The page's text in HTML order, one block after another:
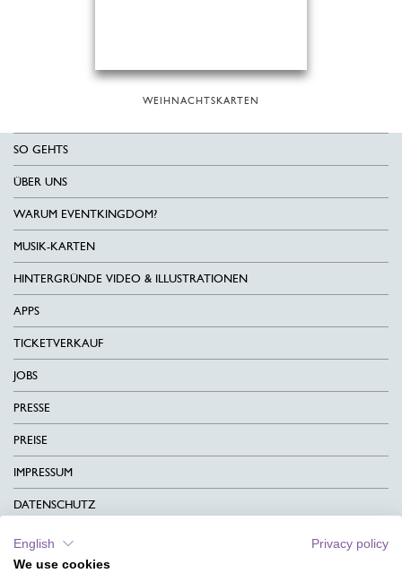
WEIHNACHTSKARTEN
SO GEHTS
ÜBER UNS
WARUM EVENTKINGDOM?
MUSIK-KARTEN
HINTERGRÜNDE VIDEO & ILLUSTRATIONEN
APPS
TICKETVERKAUF
JOBS
PRESSE
PREISE
IMPRESSUM
DATENSCHUTZ
KONTAKT
AGB
English
Privacy policy
We use cookies